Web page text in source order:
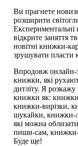
Ви прагнете
розширити
відкрите заняття
новітні книжки-
зрушувати пласти
Впродовж онлайн-
книжки, які
дитліту. Я розкажу
книжки як: книжки
книжки-вирізки,
шукайки, книжки-
які можна
пиши-сам,
Буде ще!